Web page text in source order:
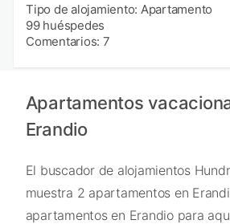
Tipo de alojamiento: Apartamento
99 huéspedes
Comentarios: 7
Apartamentos
Erandio
El buscador de alojamientos
muestra 2 apartamentos en
apartamentos en Erandio para